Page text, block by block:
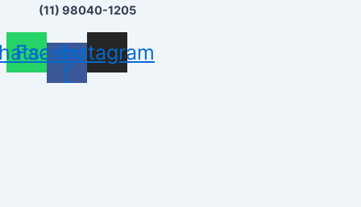
(11) 98040-1205
Facebook-
f
Instagram